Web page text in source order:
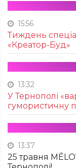
15:56
Тиждень
«Креатор-Буд»
13:32
У Тернополі
гумористичну
13:37
25 травня